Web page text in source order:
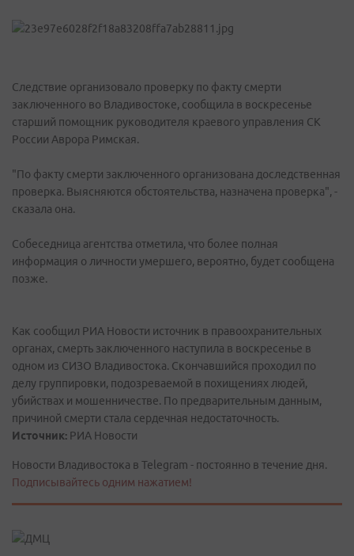
Следствие организовало проверку по факту смерти
заключенного во Владивостоке, сообщила в воскресенье
старший помощник руководителя краевого управления СК
России Аврора Римская.
"По факту смерти заключенного организована доследственная
проверка. Выясняются обстоятельства, назначена проверка", -
сказала она.
Собеседница агентства отметила, что более полная
информация о личности умершего, вероятно, будет сообщена
позже.
Как сообщил РИА Новости источник в правоохранительных
органах, смерть заключенного наступила в воскресенье в
одном из СИЗО Владивостока. Скончавшийся проходил по
делу группировки, подозреваемой в похищениях людей,
убийствах и мошенничестве. По предварительным данным,
причиной смерти стала сердечная недостаточность.
Источник: РИА Новости
Новости Владивостока в Telegram - постоянно в течение дня.
Подписывайтесь одним нажатием!